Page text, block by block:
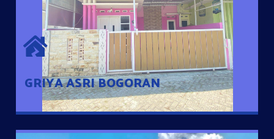
GRIYA ASRI BOGORAN
GRIYA ASRI BOGORAN
Desain Modern Minimalis dengan Konsep Rumah Pintar
Sehingga Memudahkan Penghuni mengakses rumahnya
dengan Ponsel